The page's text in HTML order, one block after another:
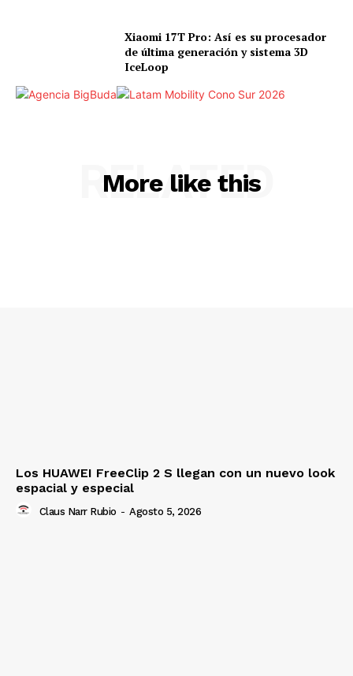
Xiaomi 17T Pro: Así es su procesador
de última generación y sistema 3D
IceLoop
More like this
RELATED
Los HUAWEI FreeClip 2 S llegan con un nuevo look
espacial y especial
Claus Narr Rubio - Agosto 5, 2026